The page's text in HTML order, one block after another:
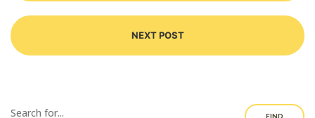
NEXT POST
FIND